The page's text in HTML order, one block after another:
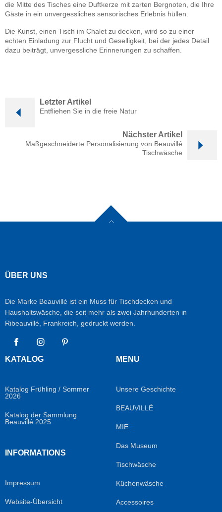
die Mitte des Tisches eine Duftkerze mit zarten Bergnoten, die Ihre
Gäste in ein unvergessliches sensorisches Erlebnis hüllen.
Die Kunst, einen Tisch im Chalet zu decken, wird so zu einer
echten Einladung zur Flucht und Geselligkeit, bei der jedes Detail
dazu beiträgt, unvergessliche Erinnerungen zu schaffen.
Letzter Artikel
Entfliehen Sie in die freie Natur
Nächster Artikel
Maßgeschneiderte Personalisierung von Beauvillé
Tischwäsche
ÜBER UNS
Die Marke Beauvillé ist ein Muss für Tischdecken und
Haushaltswäsche, die seit mehr als zwei Jahrhunderten in
Ribeauvillé, Frankreich, gedruckt werden.
FacebookInstagram
KATALOG
Katalog Frühling / Sommer
2026
Katalog der Sammlung
Beauvillé 2025
INFORMATIONS
Impressum
Website-Übersicht
MENU
Unsere Geschichte
BEAUVILLÉ
MIE
Das Museum
Tischwäsche
Küchenwäsche
Accessoires